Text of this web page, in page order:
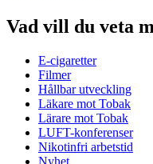
Vad vill du veta
E-cigaretter
Filmer
Hållbar utveckling
Läkare mot Tobak
Lärare mot Tobak
LUFT-konferenser
Nikotinfri arbetstid
Nyhet